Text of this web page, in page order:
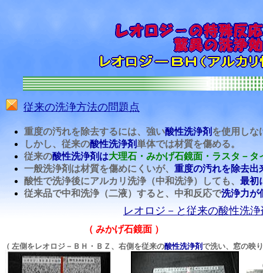
（ みかげ石鏡面 ）
（ 左側をレオロジ－ＢＨ・ＢＺ、右側を従来の酸性洗浄剤で洗い、窓の映
従来の洗浄方法の問題点
レオロジ－と従来の酸性洗
重度の汚れを除去するには、強い酸性洗浄剤 を使用しな
しかし、従来の酸性洗浄剤単体では材質を傷める。
従来の酸性洗浄剤は大理石・みかげ石鏡面・ラスタ－
一般洗浄剤は材質を傷めにくいが、 重度の汚れを除去出
酸性で洗浄後にアルカリ洗浄（中和洗浄）しても、 最初
従来品で中和洗浄（二液）すると、中和反応で洗浄力が